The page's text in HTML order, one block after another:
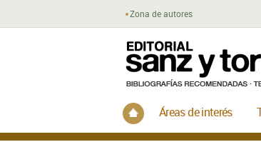
Inicio
Áreas de interés
Zona de autores